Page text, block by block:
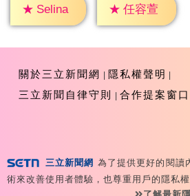
★ Selina ★ 任容萱
關於三立新聞網
隱私權聲明
三立新聞自律守則
合作提案窗口
Copyright ©2026 Sanlih E-
Reserved 版權所有 盜用必究 台北
三立新聞網 為了提供更好的閱讀
術來改善使用者體驗，也尊重用戶的隱私權